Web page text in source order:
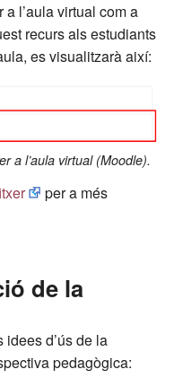
a l’aula virtual com a
recurs als estudiants
es visualitzarà així:
a l’aula virtual (Moodle).
per a més
de la
d’ús de la
pedagògica: